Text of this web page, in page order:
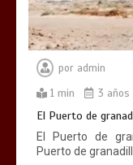
por admin
1 min
3 años
El Puerto de
El Puerto de
Puerto de